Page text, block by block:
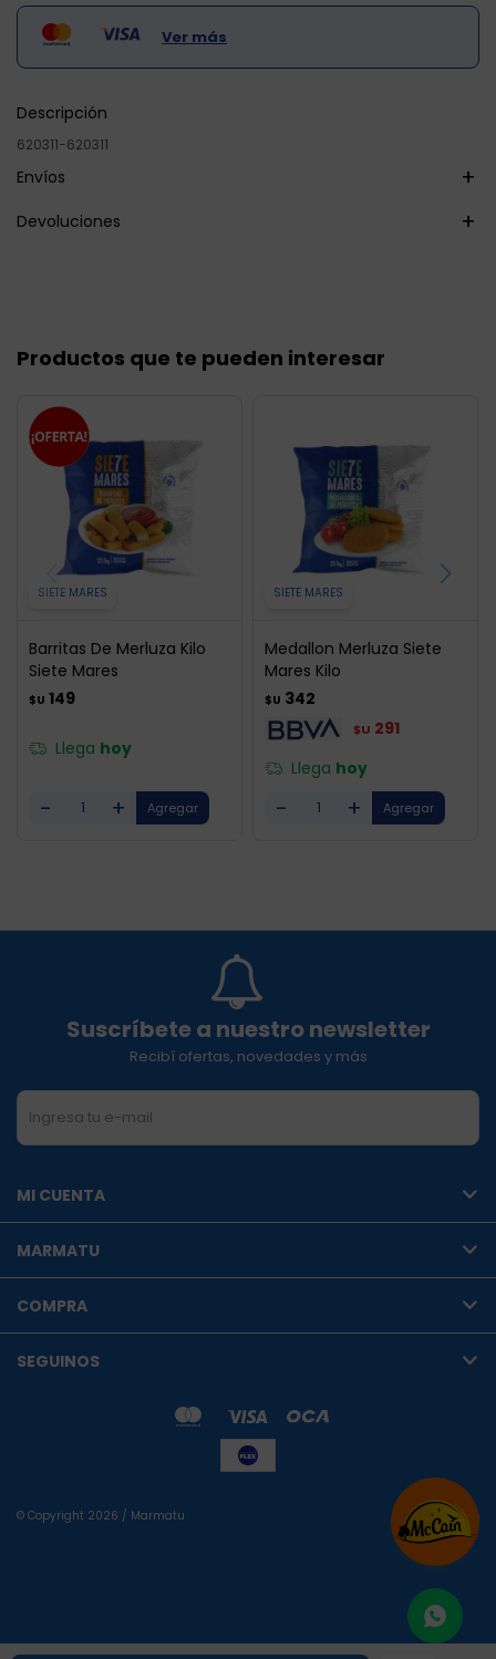
Ver más
Descripción
620311-620311
Envíos
Devoluciones
Productos que te pueden interesar
SIETE MARES
Barritas De Merluza Kilo
Siete Mares
$U 149
Llega hoy
- +
SIETE MARES
Medallon Merluza Siete
Mares Kilo
$U 342
$U 291
Llega hoy
- +
Suscríbete a nuestro newsletter
Recibí ofertas, novedades y más
MI CUENTA
MARMATU
COMPRA
SEGUINOS
© Copyright 2026 / Marmatu